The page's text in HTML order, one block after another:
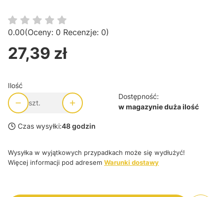
0.00(Oceny: 0 Recenzje: 0)
Cena
27,39 zł
Ilość
szt.
Dostępność:
w magazynie duża ilość
Czas wysyłki:48 godzin
Wysyłka w wyjątkowych przypadkach może się wydłużyć!
Więcej informacji pod adresem Warunki dostawy